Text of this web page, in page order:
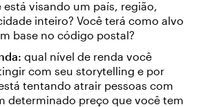
está visando um país, região,
inteiro? Você terá como alvo
base no código postal?
qual nível de renda você
com seu storytelling e por
tentando atrair pessoas com
determinado preço que você tem